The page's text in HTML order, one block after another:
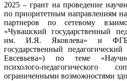
2025 – грант на проведение
по приоритетным направлениям
партнеров по сетевому
«Чувашский государственный
им. И.Я. Яковлева» и
государственный
Евсевьева») по теме
психолого-
ограниченными возможностями